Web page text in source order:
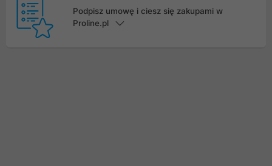
Podpisz umowę i ciesz się zakupami w
Proline.pl